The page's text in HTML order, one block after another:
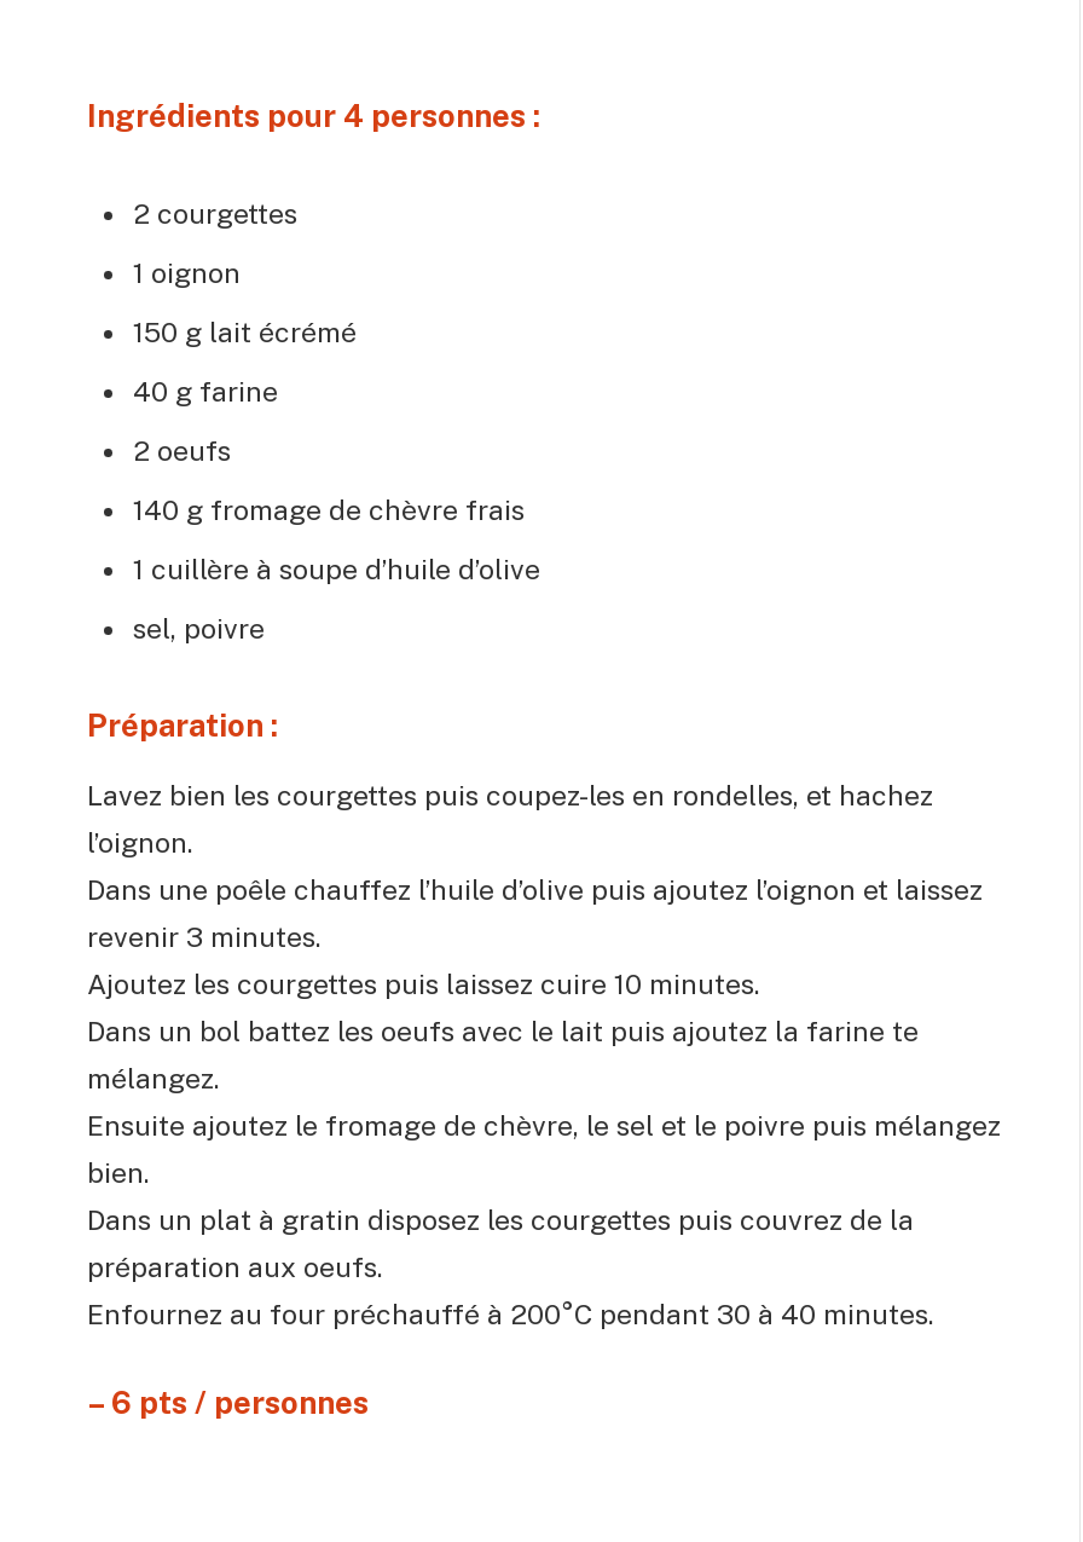
Ingrédients pour 4 personnes :
2 courgettes
1 oignon
150 g lait écrémé
40 g farine
2 oeufs
140 g fromage de chèvre frais
1 cuillère à soupe d’huile d’olive
sel, poivre
Préparation :
Lavez bien les courgettes puis coupez-les en rondelles, et hachez
l’oignon.
Dans une poêle chauffez l’huile d’olive puis ajoutez l’oignon et laissez
revenir 3 minutes.
Ajoutez les courgettes puis laissez cuire 10 minutes.
Dans un bol battez les oeufs avec le lait puis ajoutez la farine te
mélangez.
Ensuite ajoutez le fromage de chèvre, le sel et le poivre puis mélangez
bien.
Dans un plat à gratin disposez les courgettes puis couvrez de la
préparation aux oeufs.
Enfournez au four préchauffé à 200°C pendant 30 à 40 minutes.
– 6 pts / personnes